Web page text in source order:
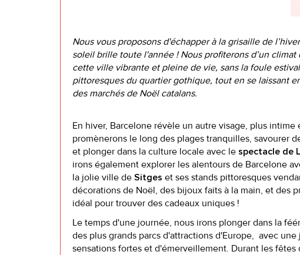
Nous vous proposons d'échapper à la grisaille de
soleil brille toute l'année ! Nous profiterons d’un
cette ville vibrante et pleine de vie, sans la foule
pittoresques du quartier gothique, tout en se laissant
des marchés de Noël catalans.
En hiver, Barcelone révèle un autre visage, plus
promènerons le long des plages tranquilles, savourer
et plonger dans la culture locale avec le spectacle de
irons également explorer les alentours de Barcelone
la jolie ville de Sitges et ses stands pittoresques
décorations de Noël, des bijoux faits à la main, et des
idéal pour trouver des cadeaux uniques !
Le temps d'une journée, nous irons plonger dans la
des plus grands parcs d'attractions d'Europe, avec
sensations fortes et d'émerveillement. Durant les fêtes